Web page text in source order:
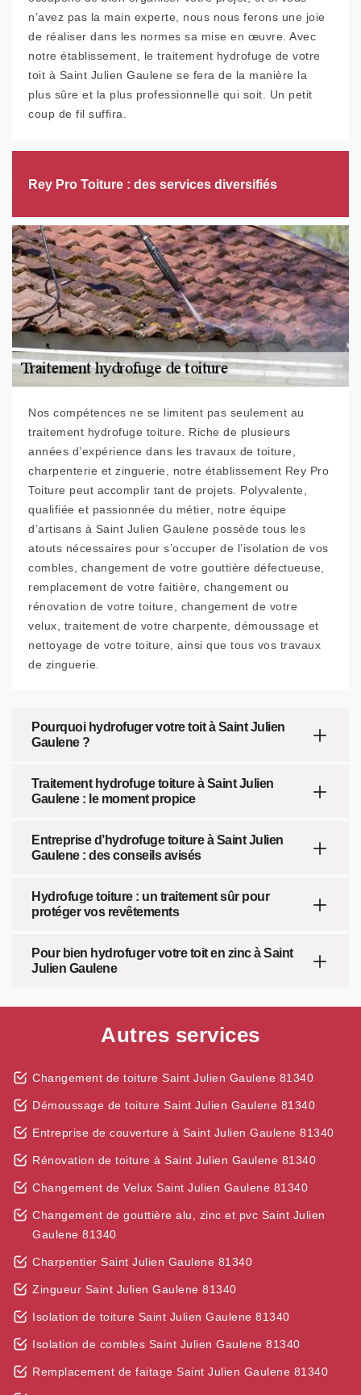
n’avez pas la main experte, nous nous ferons une joie
de réaliser dans les normes sa mise en œuvre. Avec
notre établissement, le traitement hydrofuge de votre
toit à Saint Julien Gaulene se fera de la manière la
plus sûre et la plus professionnelle qui soit. Un petit
coup de fil suffira.
Rey Pro Toiture : des services diversifiés
Nos compétences ne se limitent pas seulement au
traitement hydrofuge toiture. Riche de plusieurs
années d’expérience dans les travaux de toiture,
charpenterie et zinguerie, notre établissement Rey Pro
Toiture peut accomplir tant de projets. Polyvalente,
qualifiée et passionnée du métier, notre équipe
d’artisans à Saint Julien Gaulene possède tous les
atouts nécessaires pour s’occuper de l’isolation de vos
combles, changement de votre gouttière défectueuse,
remplacement de votre faitière, changement ou
rénovation de votre toiture, changement de votre
velux, traitement de votre charpente, démoussage et
nettoyage de votre toiture, ainsi que tous vos travaux
de zinguerie.
Pourquoi hydrofuger votre toit à Saint Julien
Gaulene ?
Traitement hydrofuge toiture à Saint Julien
Gaulene : le moment propice
Entreprise d’hydrofuge toiture à Saint Julien
Gaulene : des conseils avisés
Hydrofuge toiture : un traitement sûr pour
protéger vos revêtements
Pour bien hydrofuger votre toit en zinc à Saint
Julien Gaulene
Autres services
Changement de toiture Saint Julien Gaulene 81340
Démoussage de toiture Saint Julien Gaulene 81340
Entreprise de couverture à Saint Julien Gaulene 81340
Rénovation de toiture à Saint Julien Gaulene 81340
Changement de Velux Saint Julien Gaulene 81340
Changement de gouttière alu, zinc et pvc Saint Julien
Gaulene 81340
Charpentier Saint Julien Gaulene 81340
Zingueur Saint Julien Gaulene 81340
Isolation de toiture Saint Julien Gaulene 81340
Isolation de combles Saint Julien Gaulene 81340
Remplacement de faitage Saint Julien Gaulene 81340